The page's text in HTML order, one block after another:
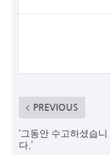
PREVIOUS
‘그동안 수고하셨습니
다.’